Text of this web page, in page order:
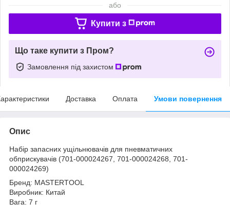
або
Купити з
Що таке купити з Пром?
Замовлення під захистом
Доставка Оплата Умови повернення
Опис
Набір запасних ущільнювачів для пневматичних
обприскувачів (701-000024267, 701-000024268, 701-
000024269)
Бренд: MASTERTOOL
Виробник: Китай
Вага: 7 г